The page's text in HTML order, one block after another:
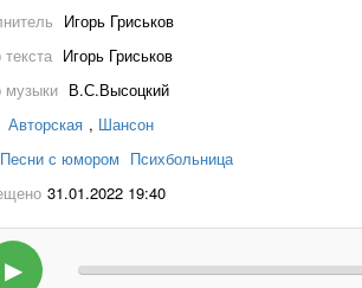
Игорь Гриськов
Игорь Гриськов
музыки В.С.Высоцкий
Авторская , Шансон
Песни с юмором Психбольница
31.01.2022 19:40
▶